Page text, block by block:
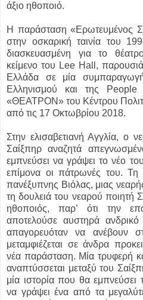
άξιο ηθοποιό.
Η παράσταση «Ερωτευμένος
στην οσκαρική ταινία του
διασκευασμένη για το
κείμενο του Lee Hall,
Ελλάδα σε μία
Ελληνισμού και της
«ΘΕΑΤΡΟΝ» του Κέντρου
από τις 17 Οκτωβρίου 2018.
Στην ελισαβετιανή Αγγλία, ο
Σαίξπηρ αναζητά
εμπνεύσει να γράψει το νέο
επίμονα οι πάτρωνές του.
πανέξυπνης Βιόλας, μιας
τη δουλειά του νεαρού ποιητή
ηθοποιός, παρ’ ότι την
αποτελούσε αυστηρά ανδρικό
απαγορευόταν να ανέβουν
μεταμφιέζεται σε άνδρα
νέα παράσταση. Μία τρυφερή
αναπτύσσεται μεταξύ του
μία ιστορία που θα
να γράψει ένα από τα